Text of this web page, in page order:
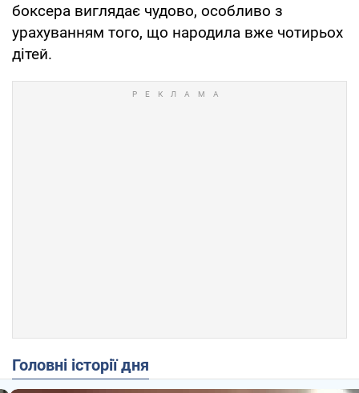
боксера виглядає чудово, особливо з
урахуванням того, що народила вже чотирьох
дітей.
Головні історії дня